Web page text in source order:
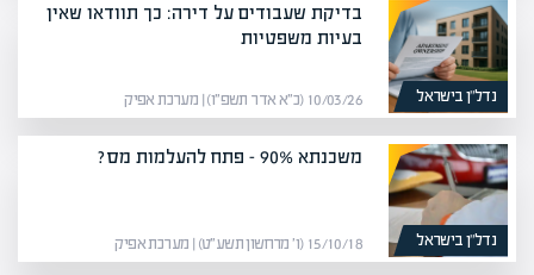
נדל”ן בישראל
בדיקת שעבודים על דירה: כך תוודאו שאין
בעיות משפטיות
10/03/26 (כ״א אדר תשפ״ו) | מערכת אפיק
נדל”ן בישראל
משכנתא 90% – פתח להעלמות מס?
15/10/18 (ו׳ מרחשון תשע״ט) | מערכת אפיק